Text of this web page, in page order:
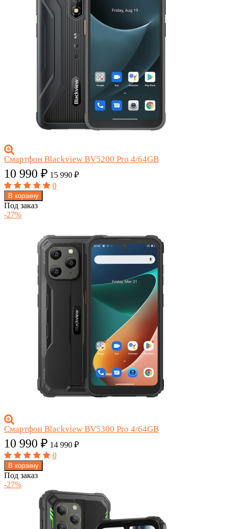
Смартфон Blackview BV5200 Pro 4/64GB
10 990 ₽ 15 990 ₽
0
В корзину
Под заказ
-27%
Смартфон Blackview BV5300 Pro 4/64GB
10 990 ₽ 14 990 ₽
0
В корзину
Под заказ
-27%